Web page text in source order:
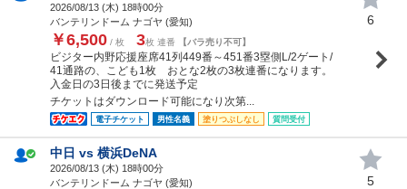
2026/08/13 (木) 18時00分
バンテリンドーム ナゴヤ (愛知)
￥6,500 / 枚 3枚 連番 【バラ売り不可】
ビジター内野応援座席41列449番～451番3塁側L/2ゲート/
41通路の、こども1枚 おとな2枚の3枚連番になります。
入金日の3日後までに発送予定
チケットはダウンロード可能になり次第...
電子チケット 男性名義 塗りつぶしなし 質問受付
6
中日 vs 横浜DeNA
2026/08/13 (木) 18時00分
バンテリンドーム ナゴヤ (愛知)
5